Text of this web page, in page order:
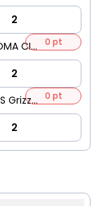
2
2
OKLAHOMA CITY Thunder 0 pt
2
MEMPHIS Grizzlies 0 pt